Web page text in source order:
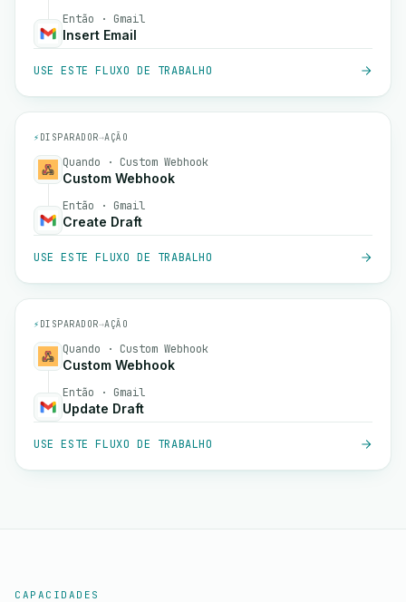
Então · Gmail
Insert Email
USE ESTE FLUXO DE TRABALHO
⚡ DISPARADOR→AÇÃO
Quando · Custom Webhook
Custom Webhook
Então · Gmail
Create Draft
USE ESTE FLUXO DE TRABALHO
⚡ DISPARADOR→AÇÃO
Quando · Custom Webhook
Custom Webhook
Então · Gmail
Update Draft
USE ESTE FLUXO DE TRABALHO
CAPACIDADES